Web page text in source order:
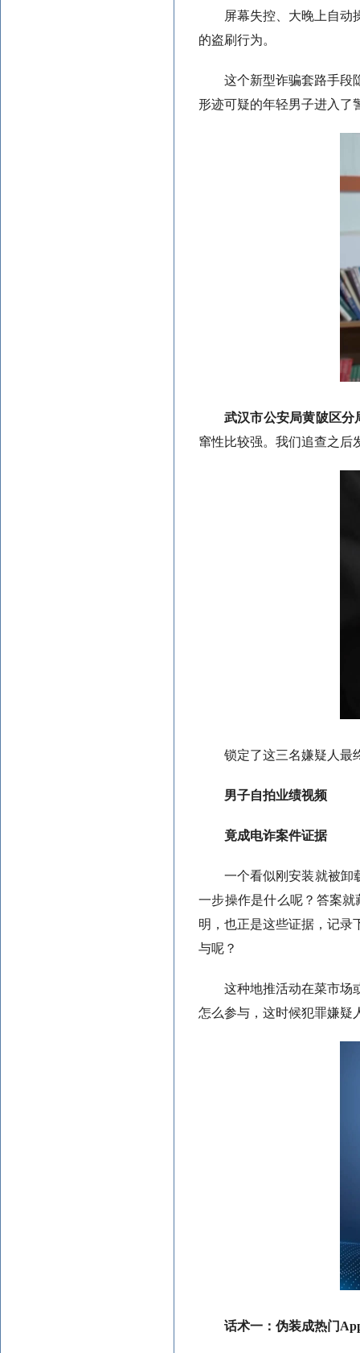
屏幕失控、大晚上自
的盗刷行为。
这个新型诈骗套路手段
形迹可疑的年轻男子进入了
武汉市公安局黄陂区分
窜性比较强。我们追查之后
锁定了这三名嫌疑人最
男子自拍业绩视频
竟成电诈案件证据
一个看似刚安装就被卸
一步操作是什么呢？答案
明，也正是这些证据，记录
与呢？
这种地推活动在菜市场
怎么参与，这时候犯罪嫌疑
话术一：伪装成热门